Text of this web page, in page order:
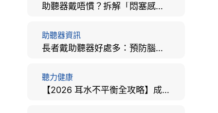
助聽器戴唔慣？拆解「悶塞感」成因、堵耳效應與 4 週適應期全攻略
助聽器資訊
長者戴助聽器好處多：預防腦退化、9大誤區破解及家屬陪伴全手冊
聽力健康
【2026 耳水不平衡全攻略】成因、病徵、治療及改善方法